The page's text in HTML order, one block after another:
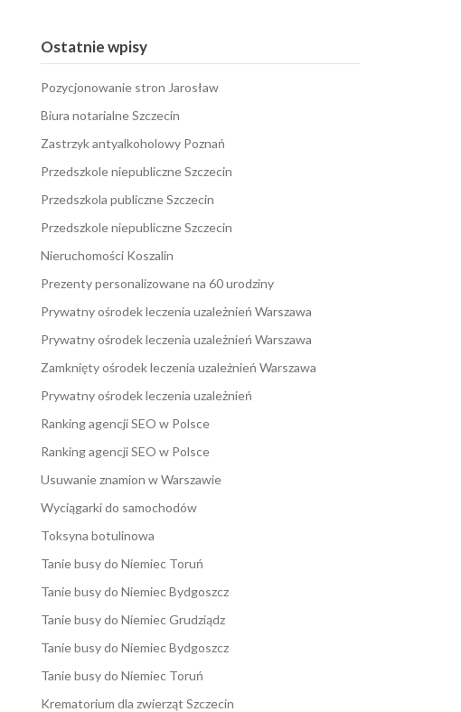
Ostatnie wpisy
Pozycjonowanie stron Jarosław
Biura notarialne Szczecin
Zastrzyk antyalkoholowy Poznań
Przedszkole niepubliczne Szczecin
Przedszkola publiczne Szczecin
Przedszkole niepubliczne Szczecin
Nieruchomości Koszalin
Prezenty personalizowane na 60 urodziny
Prywatny ośrodek leczenia uzależnień Warszawa
Prywatny ośrodek leczenia uzależnień Warszawa
Zamknięty ośrodek leczenia uzależnień Warszawa
Prywatny ośrodek leczenia uzależnień
Ranking agencji SEO w Polsce
Ranking agencji SEO w Polsce
Usuwanie znamion w Warszawie
Wyciągarki do samochodów
Toksyna botulinowa
Tanie busy do Niemiec Toruń
Tanie busy do Niemiec Bydgoszcz
Tanie busy do Niemiec Grudziądz
Tanie busy do Niemiec Bydgoszcz
Tanie busy do Niemiec Toruń
Krematorium dla zwierząt Szczecin